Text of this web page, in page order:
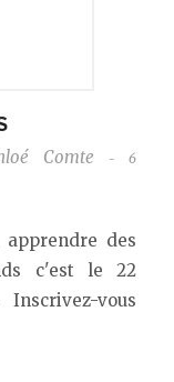
Comte -
6
des
c'est le 22
vous